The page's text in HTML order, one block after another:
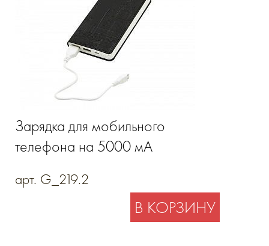
Зарядка для мобильного
телефона на 5000 мА
арт. G_219.2
В КОРЗИНУ